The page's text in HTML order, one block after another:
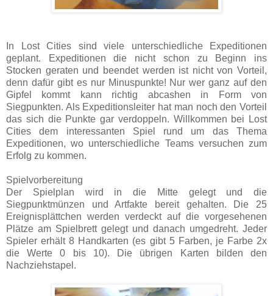
In Lost Cities sind viele unterschiedliche Expeditionen
geplant. Expeditionen die nicht schon zu Beginn ins
Stocken geraten und beendet werden ist nicht von Vorteil,
denn dafür gibt es nur Minuspunkte! Nur wer ganz auf den
Gipfel kommt kann richtig abcashen in Form von
Siegpunkten. Als Expeditionsleiter hat man noch den Vorteil
das sich die Punkte gar verdoppeln. Willkommen bei Lost
Cities dem interessanten Spiel rund um das Thema
Expeditionen, wo unterschiedliche Teams versuchen zum
Erfolg zu kommen.
Spielvorbereitung
Der Spielplan wird in die Mitte gelegt und die
Siegpunktmünzen und Artfakte bereit gehalten. Die 25
Ereignisplättchen werden verdeckt auf die vorgesehenen
Plätze am Spielbrett gelegt und danach umgedreht. Jeder
Spieler erhält 8 Handkarten (es gibt 5 Farben, je Farbe 2x
die Werte 0 bis 10). Die übrigen Karten bilden den
Nachziehstapel.